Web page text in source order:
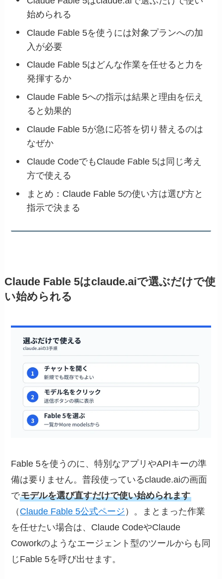
始められる
Claude Fable 5を使うには対象プランへの加
入が必要
Claude Fable 5はどんな作業を任せると力を
発揮するか
Claude Fable 5への指示は結果と理由を伝え
ると効果的
Claude Fable 5が急に応答を切り替えるのは
なぜか
Claude CodeでもClaude Fable 5は同じ考え
方で使える
まとめ：Claude Fable 5の使い方は選び方と
指示で決まる
Claude Fable 5はclaude.aiで選ぶだけで使
い始められる
Fable 5を使うのに、特別なアプリやAPIキーの準
備は要りません。普段使っているclaude.aiの画面
でモデルを選び直すだけで使い始められます
（ Claude Fable 5公式ページ ）。まとまった作業
を任せたい場合は、Claude CodeやClaude
Coworkのようなエージェント型のツールからも同
じFable 5を呼び出せます。